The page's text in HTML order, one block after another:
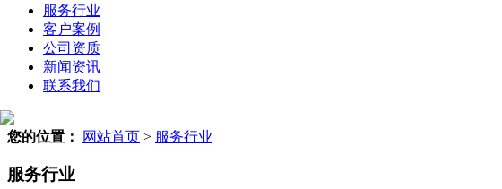
服务行业
客户案例
公司资质
新闻资讯
联系我们
您的位置： 网站首页 > 服务行业
服务行业